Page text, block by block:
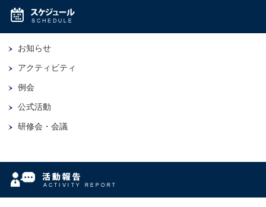
お知らせ
アクティビティ
例会
公式活動
研修会・会議